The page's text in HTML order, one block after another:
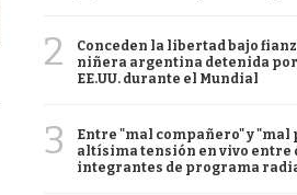
2
Conceden la libertad bajo
niñera argentina detenida por
EE.UU. durante el Mundial
3
Entre "mal compañero" y "mal
altísima tensión en vivo entre
integrantes de programa